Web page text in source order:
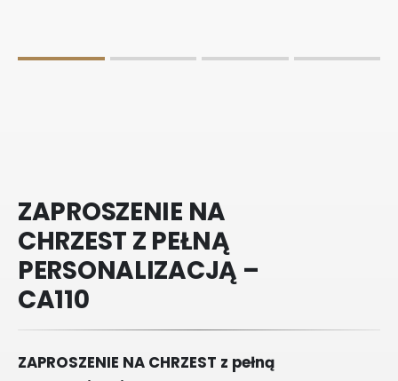
ZAPROSZENIE NA
CHRZEST Z PEŁNĄ
PERSONALIZACJĄ –
CA110
ZAPROSZENIE NA CHRZEST z pełną